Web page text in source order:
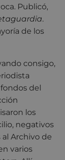
Publicó,
.
de los
consigo,
del
los
negativos
Archivo de
varios